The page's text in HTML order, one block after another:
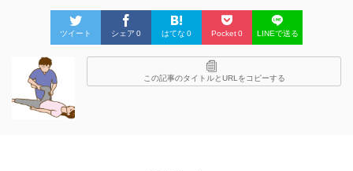
ツイート シェア 0 はてな 0 Pocket0 LINEで送る
この記事のタイトルとURLをコピーする